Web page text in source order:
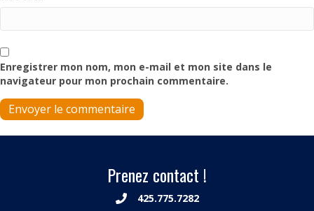
Enregistrer mon nom, mon e-mail et mon site dans le
navigateur pour mon prochain commentaire.
Prenez contact !
425.775.7282